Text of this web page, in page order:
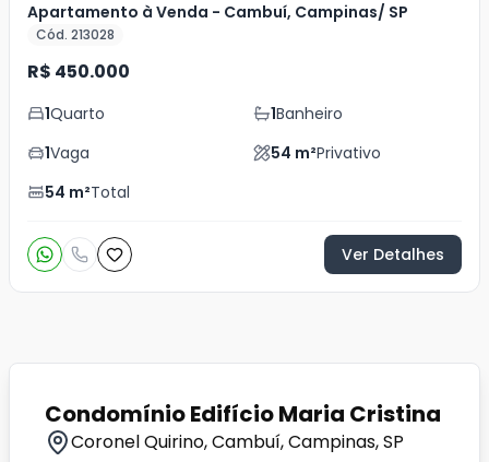
Apartamento à Venda - Cambuí, Campinas/ SP
Cód. 213028
R$ 450.000
1Quarto 1Banheiro
1Vaga 54 m²Privativo
54 m²Total
Ver Detalhes
Condomínio Edifício Maria Cristina
Coronel Quirino, Cambuí, Campinas, SP